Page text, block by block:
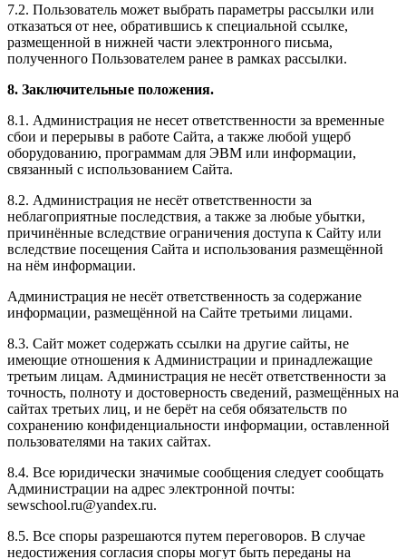
7.2. Пользователь может выбрать параметры рассылки или
отказаться от нее, обратившись к специальной ссылке,
размещенной в нижней части электронного письма,
полученного Пользователем ранее в рамках рассылки.
8. Заключительные положения.
8.1. Администрация не несет ответственности за временные
сбои и перерывы в работе Сайта, а также любой ущерб
оборудованию, программам для ЭВМ или информации,
связанный с использованием Сайта.
8.2. Администрация не несёт ответственности за
неблагоприятные последствия, а также за любые убытки,
причинённые вследствие ограничения доступа к Сайту или
вследствие посещения Сайта и использования размещённой
на нём информации.
Администрация не несёт ответственность за содержание
информации, размещённой на Сайте третьими лицами.
8.3. Сайт может содержать ссылки на другие сайты, не
имеющие отношения к Администрации и принадлежащие
третьим лицам. Администрация не несёт ответственности за
точность, полноту и достоверность сведений, размещённых на
сайтах третьих лиц, и не берёт на себя обязательств по
сохранению конфиденциальности информации, оставленной
пользователями на таких сайтах.
8.4. Все юридически значимые сообщения следует сообщать
Администрации на адрес электронной почты:
sewschool.ru@yandex.ru.
8.5. Все споры разрешаются путем переговоров. В случае
недостижения согласия споры могут быть переданы на